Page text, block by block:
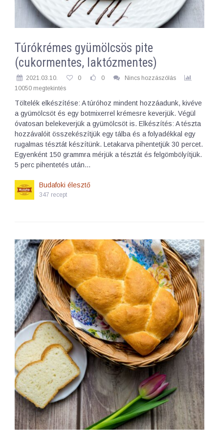
Túrókrémes gyümölcsös pite
(cukormentes, laktózmentes)
2021.03.10. 0 0
Nincs hozzászólás
10050 megtekintés
Töltelék elkészítése: A túróhoz mindent hozzáadunk, kivéve
a gyümölcsöt és egy botmixerrel krémesre keverjük. Végül
óvatosan belekeverjük a gyümölcsöt is. Elkészítés: A tészta
hozzávalóit összekészítjük egy tálba és a folyadékkal egy
rugalmas tésztát készítünk. Letakarva pihentetjük 30 percet.
Egyenként 150 grammra mérjük a tésztát és felgömbölyítjük.
5 perc pihentetés után…
Budafoki élesztő
347 recept